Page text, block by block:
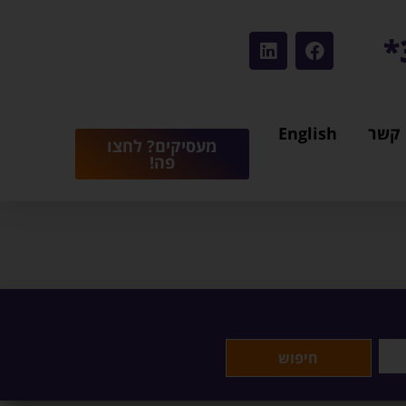
קשר
English
מעסיקים? לחצו
פה!